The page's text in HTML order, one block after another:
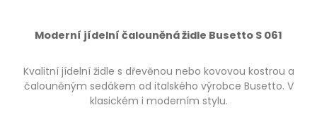
Moderní jídelní čalouněná židle Busetto S 061
Kvalitní jídelní židle s dřevěnou nebo kovovou kostrou a
čalouněným sedákem od italského výrobce Busetto. V
klasickém i moderním stylu.